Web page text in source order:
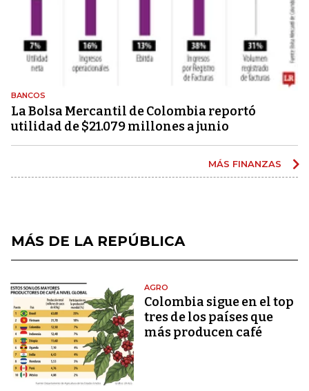
BANCOS
La Bolsa Mercantil de Colombia reportó
utilidad de $21.079 millones a junio
MÁS FINANZAS
MÁS DE LA REPÚBLICA
AGRO
Colombia sigue en el top
tres de los países que
más producen café